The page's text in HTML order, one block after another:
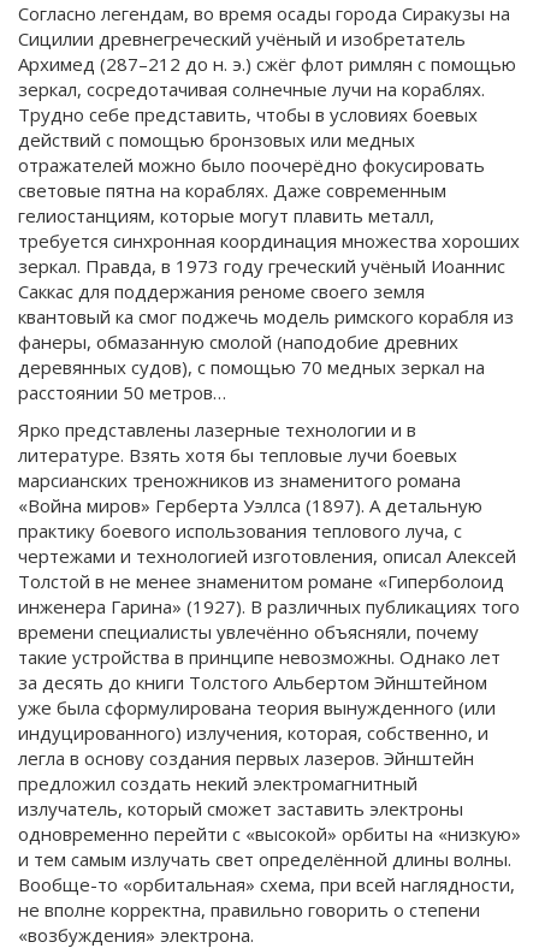
Согласно легендам, во время осады города Сиракузы на
Сицилии древнегреческий учёный и изобретатель
Архимед (287–212 до н. э.) сжёг флот римлян с помощью
зеркал, сосредотачивая солнечные лучи на кораблях.
Трудно себе представить, чтобы в условиях боевых
действий с помощью бронзовых или медных
отражателей можно было поочерёдно фокусировать
световые пятна на кораблях. Даже современным
гелиостанциям, которые могут плавить металл,
требуется синхронная координация множества хороших
зеркал. Правда, в 1973 году греческий учёный Иоаннис
Саккас для поддержания реноме своего земля
квантовый ка смог поджечь модель римского корабля из
фанеры, обмазанную смолой (наподобие древних
деревянных судов), с помощью 70 медных зеркал на
расстоянии 50 метров…
Ярко представлены лазерные технологии и в
литературе. Взять хотя бы тепловые лучи боевых
марсианских треножников из знаменитого романа
«Война миров» Герберта Уэллса (1897). А детальную
практику боевого использования теплового луча, с
чертежами и технологи­ей изготовления, описал Алексей
Толстой в не менее знаменитом романе «Гиперболоид
инженера Гарина» (1927). В различных публикациях того
времени специалисты увлечённо объясняли, почему
такие устройства в принципе невозможны. Однако лет
за десять до книги Толстого Альбертом Эйнштейном
уже была сформулирована теория вынужденного (или
индуцированного) излучения, которая, собственно, и
легла в основу создания первых лазеров. Эйнштейн
предложил создать некий электромагнитный
излучатель, который сможет заставить электроны
одновременно перейти с «высокой» орбиты на «низкую»
и тем самым излучать свет определённой длины волны.
Вообще-то «орбитальная» схема, при всей наглядности,
не вполне корректна, правильно говорить о степени
«возбуждения» электрона.